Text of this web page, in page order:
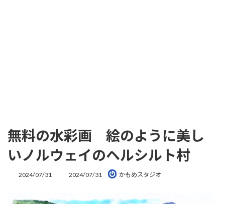
無料の水彩画 絵のように美し
いノルウェイのヘルシルト村
2024/07/31
最
新
2024/07/31 かもめスタジオ